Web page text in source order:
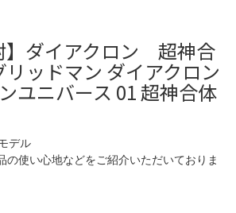
】ダイアクロン 超神合
ッドマン ダイアクロン
ユニバース 01 超神合体
デル
の使い心地などをご紹介いただいておりま